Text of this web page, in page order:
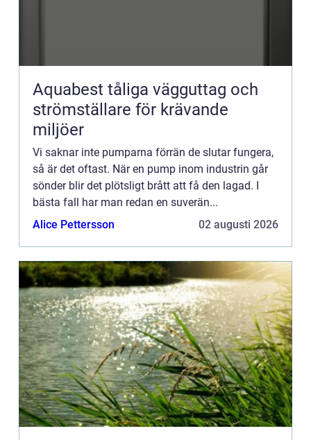
Aquabest tåliga vägguttag och
strömställare för krävande
miljöer
Vi saknar inte pumparna förrän de slutar fungera,
så är det oftast. När en pump inom industrin går
sönder blir det plötsligt brått att få den lagad. I
bästa fall har man redan en suverän...
Alice Pettersson
02 augusti 2026